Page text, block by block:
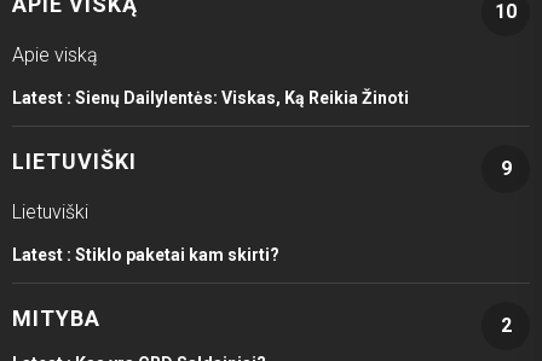
10
Apie viską
Latest : Sienų Dailylentės: Viskas, Ką Reikia Žinoti
LIETUVIŠKI
9
Lietuviški
Latest : Stiklo paketai kam skirti?
MITYBA 2